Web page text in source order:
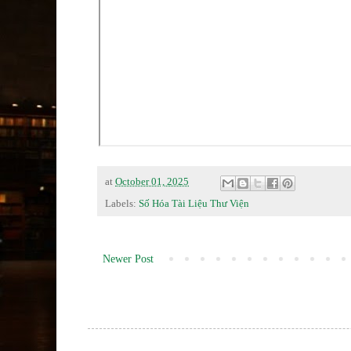
at October 01, 2025
Labels: Số Hóa Tài Liệu Thư Viện
Newer Post